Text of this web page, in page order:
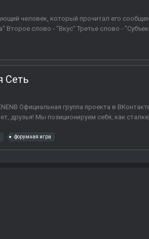
человек, который прочитал его
Второе слово - "Вкус" Третье слово -
Сеть
Официальная группа проекта в
друзья! Мы позиционируем себя, как
форумная игра